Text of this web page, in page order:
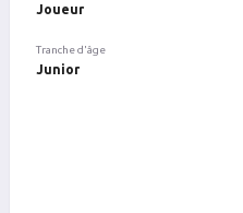
Joueur
Tranche d'âge
Junior